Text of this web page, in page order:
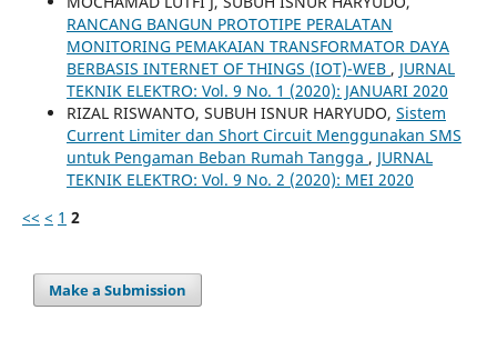
RANCANG BANGUN PROTOTIPE PERALATAN
MONITORING PEMAKAIAN TRANSFORMATOR DAYA
BERBASIS INTERNET OF THINGS (IOT)-WEB , JURNAL
TEKNIK ELEKTRO: Vol. 9 No. 1 (2020): JANUARI 2020
RIZAL RISWANTO, SUBUH ISNUR HARYUDO, Sistem
Current Limiter dan Short Circuit Menggunakan SMS
untuk Pengaman Beban Rumah Tangga , JURNAL
TEKNIK ELEKTRO: Vol. 9 No. 2 (2020): MEI 2020
<< < 1 2
Make a Submission